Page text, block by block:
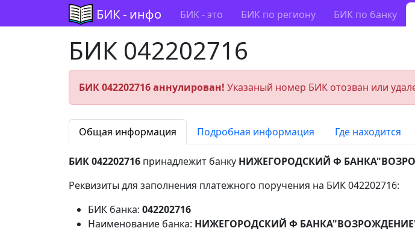
БИК - инфо БИК - это БИК по региону БИК по банку
БИК 042202716
БИК 042202716 аннулирован! Указаный номер БИК отозван или
Общая информация Подробная информация Где находится
БИК 042202716 принадлежит банку НИЖЕГОРОДСКИЙ Ф
Реквизиты для заполнения платежного поручения на БИК 042202716:
БИК банка: 042202716
Наименование банка: НИЖЕГОРОДСКИЙ Ф